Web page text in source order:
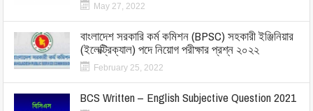
May 27, 2022
বাংলাদেশ সরকারি কর্ম কমিশন (BPSC) সহকারী ইঞ্জিনিয়ার
(ইলেক্ট্রিক্যাল) পদে নিয়োগ পরীক্ষার প্রশ্ন ২০২২
February 25, 2022
BCS Written – English Subjective Question 2021